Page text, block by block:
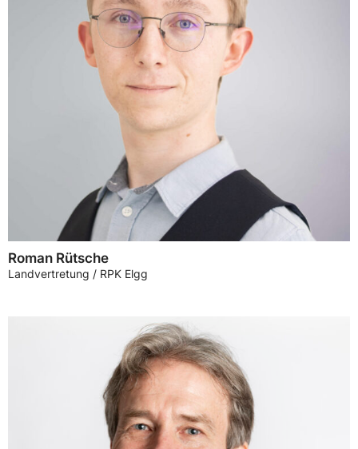
Roman Rütsche
Landvertretung / RPK Elgg